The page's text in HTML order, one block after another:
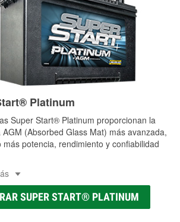
Platinum
Super Start® Platinum proporcionan la
(Absorbed Glass Mat) más avanzada,
más potencia, rendimiento y confiabilidad
SUPER START® PLATINUM